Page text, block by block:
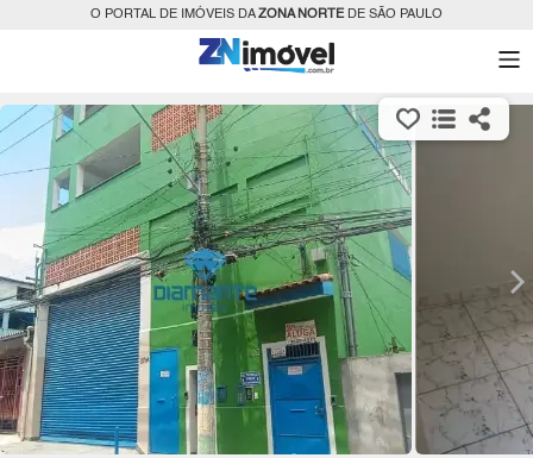
O PORTAL DE IMÓVEIS DAZONA NORTEDE SÃO PAULO